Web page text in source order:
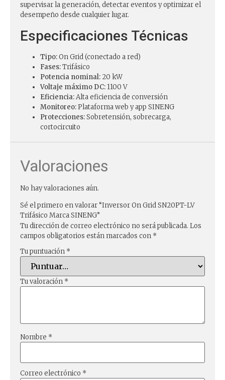
supervisar la generación, detectar eventos y optimizar el
desempeño desde cualquier lugar.
Especificaciones Técnicas
Tipo:On Grid (conectado a red)
Fases:Trifásico
Potencia nominal: 20 kW
Voltaje máximo DC: 1100 V
Eficiencia:Alta eficiencia de conversión
Monitoreo:Plataforma web y app SINENG
Protecciones:Sobretensión, sobrecarga,
cortocircuito
Valoraciones
No hay valoraciones aún.
Sé el primero en valorar “Inversor On Grid SN20PT-LV
Trifásico Marca SINENG”
Tu dirección de correo electrónico no será publicada. Los
campos obligatorios están marcados con *
Tu puntuación *
Tu valoración *
Nombre *
Correo electrónico *